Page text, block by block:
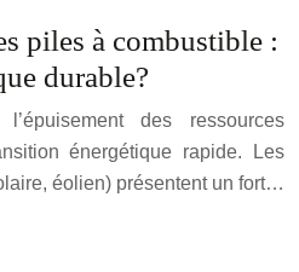
piles à combustible :
durable?
des ressources
énergétique rapide. Les
éolien) présentent un fort…